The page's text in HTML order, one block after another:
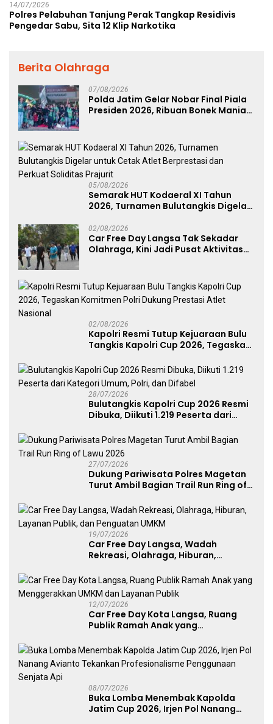
14/07/2026
Polres Pelabuhan Tanjung Perak Tangkap Residivis
Pengedar Sabu, Sita 12 Klip Narkotika
Berita Olahraga
07/08/2026
Polda Jatim Gelar Nobar Final Piala
Presiden 2026, Ribuan Bonek Mania
05/08/2026
Semarak HUT Kodaeral XI Tahun
2026, Turnamen Bulutangkis Digelar
Perkuat Soliditas Prajurit
02/08/2026
Car Free Day Langsa Tak Sekadar
Olahraga, Kini Jadi Pusat Aktivitas
02/08/2026
Kapolri Resmi Tutup Kejuaraan Bulu
Tangkis Kapolri Cup 2026, Tegaskan
Atlet Nasional
28/07/2026
Bulutangkis Kapolri Cup 2026 Resmi
Dibuka, Diikuti 1.219 Peserta dari
27/07/2026
Dukung Pariwisata Polres Magetan
Turut Ambil Bagian Trail Run Ring of
19/07/2026
Car Free Day Langsa, Wadah
Rekreasi, Olahraga, Hiburan,
UMKM
12/07/2026
Car Free Day Kota Langsa, Ruang
Publik Ramah Anak yang
Publik
08/07/2026
Buka Lomba Menembak Kapolda
Jatim Cup 2026, Irjen Pol Nanang